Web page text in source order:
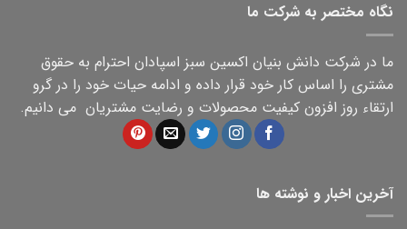
نگاه مختصر به شرکت ما
ما در شرکت دانش بنیان اکسین سبز اسپادان احترام به حقوق
مشتری را اساس کار خود قرار داده و ادامه حیات خود را در گرو
ارتقاء روز افزون کیفیت محصولات و رضایت مشتریان می دانیم.
آخرین اخبار و نوشته ها